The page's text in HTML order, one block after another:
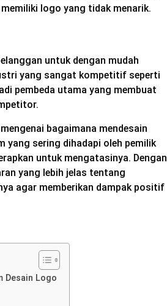
logo yang tidak menarik.
untuk dengan mudah
yang sangat kompetitif seperti
pembeda utama yang membuat
bagaimana mendesain
yang sering dihadapi oleh pemilik
untuk mengatasinya. Dengan
yang lebih jelas tentang
agar memberikan dampak positif
Desain Logo